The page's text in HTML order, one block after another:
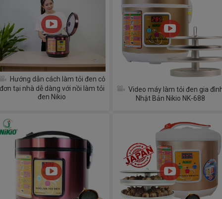
Hướng dẫn cách làm tỏi đen cô
tại nhà dễ dàng với nồi làm tỏi
đen Nikio
Video máy làm tỏi đen gia
Nhật Bản Nikio NK-688